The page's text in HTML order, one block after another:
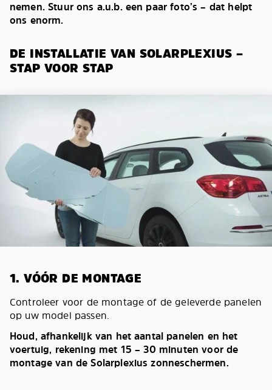
nemen. Stuur ons a.u.b. een paar foto’s – dat helpt
ons enorm.
DE INSTALLATIE VAN SOLARPLEXIUS –
STAP VOOR STAP
1. VÓÓR DE MONTAGE
Controleer voor de montage of de geleverde panelen
op uw model passen.
Houd, afhankelijk van het aantal panelen en het
voertuig, rekening met 15 – 30 minuten voor de
montage van de Solarplexius zonneschermen.